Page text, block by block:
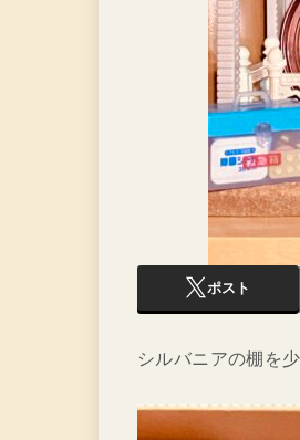
ポスト
シルバニアの棚を